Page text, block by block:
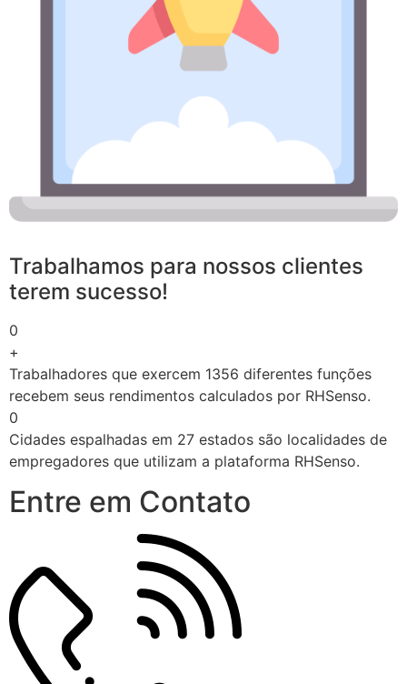
Trabalhamos para nossos clientes
terem sucesso!
0
+
Trabalhadores que exercem 1356 diferentes funções
recebem seus rendimentos calculados por RHSenso.
0
Cidades espalhadas em 27 estados são localidades de
empregadores que utilizam a plataforma RHSenso.
Entre em Contato